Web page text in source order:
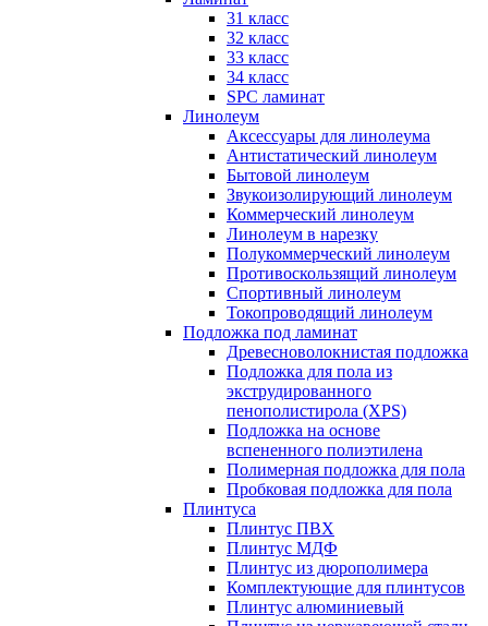
31 класс
32 класс
33 класс
34 класс
SPC ламинат
Линолеум
Аксессуары для линолеума
Антистатический линолеум
Бытовой линолеум
Звукоизолирующий линолеум
Коммерческий линолеум
Линолеум в нарезку
Полукоммерческий линолеум
Противоскользящий линолеум
Спортивный линолеум
Токопроводящий линолеум
Подложка под ламинат
Древесноволокнистая подложка
Подложка для пола из
экструдированного
пенополистирола (XPS)
Подложка на основе
вспененного полиэтилена
Полимерная подложка для пола
Пробковая подложка для пола
Плинтуса
Плинтус ПВХ
Плинтус МДФ
Плинтус из дюрополимера
Комплектующие для плинтусов
Плинтус алюминиевый